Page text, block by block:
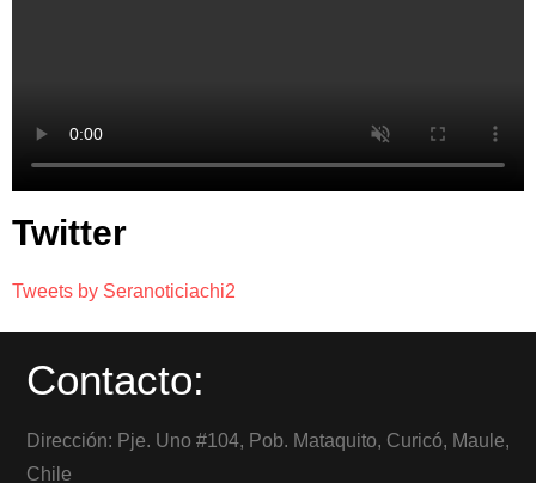
Twitter
Tweets by Seranoticiachi2
Contacto:
Dirección: Pje. Uno #104, Pob. Mataquito, Curicó, Maule,
Chile